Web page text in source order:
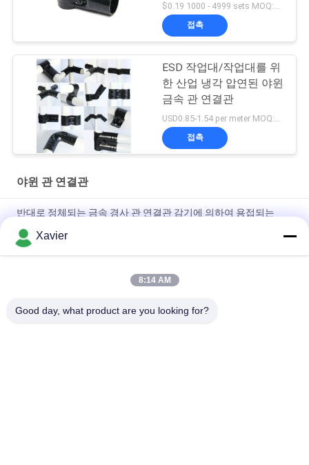
$0.19 1000 - 4999 sets MOQ:1000
접촉
ESD 작업대/작업대를 위
한 산업 냉각 압연된 야윈
금속 관 연결관
접촉
야윈 관 연결관
반대로 정체되는 금속 경사 관 연결관 감기에 의하여 용접되는
사무실 책상 체계를 위한 간격 2.3mm 금속 관 결합/관 선반 합동
반대로 공전 경사 관 연결관 감기는 벽이 두껍게를 위해 선을 조립
Xavier
8:14 AM
Good day, what product are you looking for?